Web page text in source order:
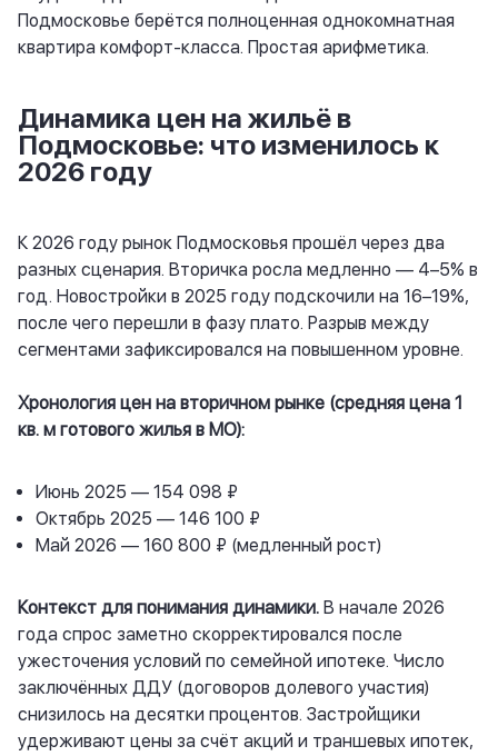
Подмосковье берётся полноценная однокомнатная
квартира комфорт-класса. Простая арифметика.
Динамика цен на жильё в
Подмосковье: что изменилось к
2026 году
К 2026 году рынок Подмосковья прошёл через два
разных сценария. Вторичка росла медленно — 4–5% в
год. Новостройки в 2025 году подскочили на 16–19%,
после чего перешли в фазу плато. Разрыв между
сегментами зафиксировался на повышенном уровне.
Хронология цен на вторичном рынке (средняя цена 1
кв. м готового жилья в МО):
Июнь 2025 — 154 098 ₽
Октябрь 2025 — 146 100 ₽
Май 2026 — 160 800 ₽ (медленный рост)
Контекст для понимания динамики. В начале 2026
года спрос заметно скорректировался после
ужесточения условий по семейной ипотеке. Число
заключённых ДДУ (договоров долевого участия)
снизилось на десятки процентов. Застройщики
удерживают цены за счёт акций и траншевых ипотек,